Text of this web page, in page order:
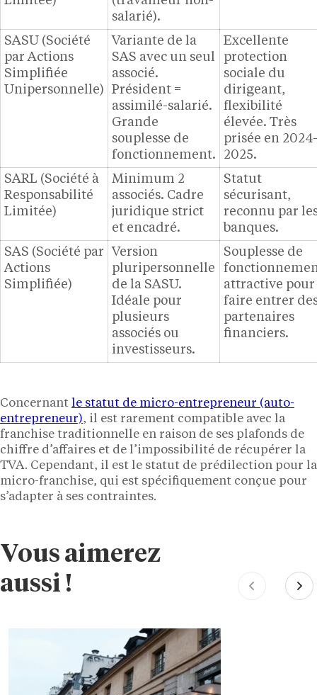
salarié).
SASU (Société
par Actions
Simplifiée
Unipersonnelle)
Variante de la
SAS avec un seul
associé.
Président =
assimilé-salarié.
Grande
souplesse de
fonctionnement.
Excellente
protection
sociale du
dirigeant,
flexibilité
élevée. Très
prisée en 2024-
2025.
SARL (Société à
Responsabilité
Limitée)
Minimum 2
associés. Cadre
juridique strict
et encadré.
Statut
sécurisant,
reconnu par
banques.
SAS (Société par
Actions
Simplifiée)
Version
pluripersonnelle
de la SASU.
Idéale pour
plusieurs
associés ou
investisseurs.
Souplesse de
attractive pour
faire entrer
partenaires
financiers.
Concernant le statut de micro-entrepreneur (auto-
entrepreneur), il est rarement compatible avec la
franchise traditionnelle en raison de ses plafonds de
chiffre d’affaires et de l’impossibilité de récupérer la
TVA. Cependant, il est le statut de prédilection pour la
micro-franchise, qui est spécifiquement conçue pour
s’adapter à ses contraintes.
Vous aimerez
aussi !